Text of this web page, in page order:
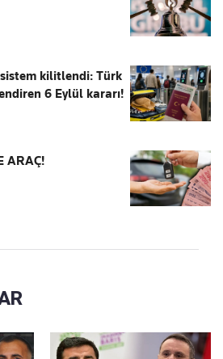
sistem kilitlendi: Türk
6 Eylül kararı!
ARAÇ!